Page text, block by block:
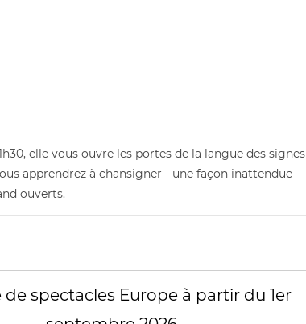
elle vous ouvre les portes de la langue des signes
apprendrez à chansigner - une façon inattendue
ouverts.
de spectacles Europe à partir du 1er